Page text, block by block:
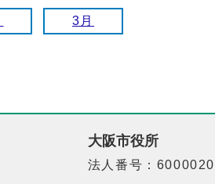
3月
大阪市役所
法人番号：